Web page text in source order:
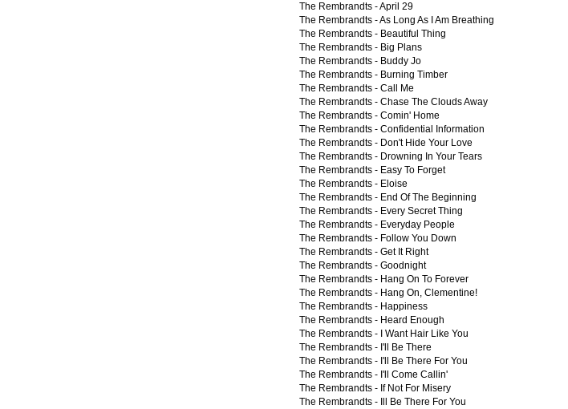
The Rembrandts -April 29
The Rembrandts -As Long As I Am Breathing
The Rembrandts - Beautiful Thing
The Rembrandts - Big Plans
The Rembrandts - Buddy Jo
The Rembrandts - Burning Timber
The Rembrandts - Call Me
The Rembrandts - Chase The Clouds Away
The Rembrandts - Comin' Home
The Rembrandts - Confidential Information
The Rembrandts - Don't Hide Your Love
The Rembrandts - Drowning In Your Tears
The Rembrandts - Easy To Forget
The Rembrandts - Eloise
The Rembrandts - End Of The Beginning
The Rembrandts - Every Secret Thing
The Rembrandts - Everyday People
The Rembrandts - Follow You Down
The Rembrandts - Get It Right
The Rembrandts - Goodnight
The Rembrandts - Hang On To Forever
The Rembrandts - Hang On, Clementine!
The Rembrandts - Happiness
The Rembrandts - Heard Enough
The Rembrandts -
I Want Hair Like You
The Rembrandts - I'll Be There
The Rembrandts - I'll Be There For You
The Rembrandts - I'll Come Callin'
The Rembrandts - If Not For Misery
The Rembrandts -
Ill Be There For You